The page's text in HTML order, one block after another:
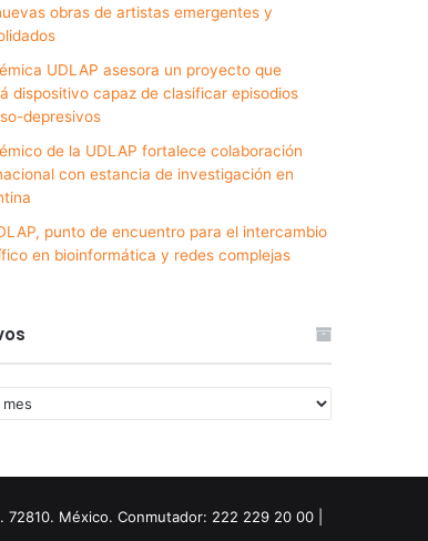
obras de artistas emergentes y
UDLAP asesora un proyecto que
dispositivo capaz de clasificar episodios
depresivos
de la UDLAP fortalece colaboración
con estancia de investigación en
punto de encuentro para el intercambio
en bioinformática y redes complejas
México. Conmutador: 222 229 20 00 |